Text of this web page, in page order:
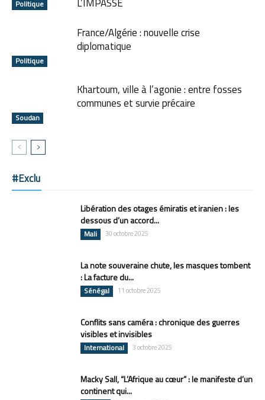
Politique
Politique
France/Algérie : nouvelle crise
diplomatique
Soudan
Khartoum, ville à l’agonie : entre fosses
communes et survie précaire
#Exclu
Libération des otages émiratis et iranien : les
dessous d’un accord...
Mali 30 octobre 2025
La note souveraine chute, les masques tombent
: La facture du...
Sénégal 11 octobre 2025
Conflits sans caméra : chronique des guerres
visibles et invisibles
International 3 octobre 2025
Macky Sall, “L’Afrique au cœur” : le manifeste d’un
continent qui...